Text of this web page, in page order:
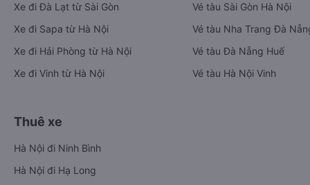
Xe đi Đà Lạt từ Sài Gòn
Xe đi Sapa từ Hà Nội
Xe đi Hải Phòng từ Hà Nội
Xe đi Vinh từ Hà Nội
Vé tàu Sài Gòn Hà Nội
Vé tàu Nha Trang Đà
Vé tàu Đà Nẵng Huế
Vé tàu Hà Nội Vinh
Thuê xe
Hà Nội đi Ninh Bình
Hà Nội đi Hạ Long